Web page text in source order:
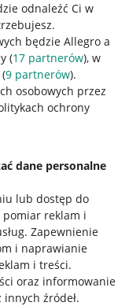
odnaleźć Ci w
będzie Allegro a
(17 partnerów), w
9 partnerów).
osobowych przez
ochrony
dane personalne
lub dostęp do
pomiar reklam i
. Zapewnienie
i naprawianie
i treści.
oraz informowanie
innych źródeł.